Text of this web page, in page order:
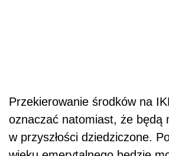
Przekierowanie środków na
oznaczać natomiast, że będą
w przyszłości dziedziczone.